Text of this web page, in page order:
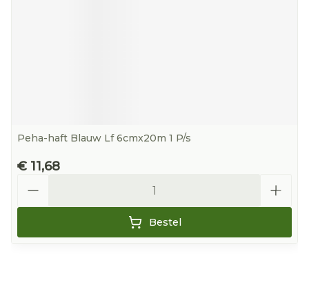
Peha-haft Blauw Lf 6cmx20m 1 P/s
€ 11,68
Bestel